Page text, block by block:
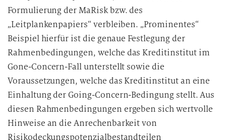
Formulierung der MaRisk bzw. des
„Leitplankenpapiers“ verbleiben. „Prominentes“
Beispiel hierfür ist die genaue Festlegung der
Rahmenbedingungen, welche das Kreditinstitut im
Gone-Concern-Fall unterstellt sowie die
Voraussetzungen, welche das Kreditinstitut an eine
Einhaltung der Going-Concern-Bedingung stellt. Aus
diesen Rahmenbedingungen ergeben sich wertvolle
Hinweise an die Anrechenbarkeit von
Risikodeckungspotenzialbestandteilen